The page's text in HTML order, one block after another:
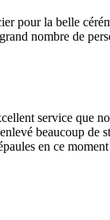
pour la belle
nombre de
service que
beaucoup de
en ce